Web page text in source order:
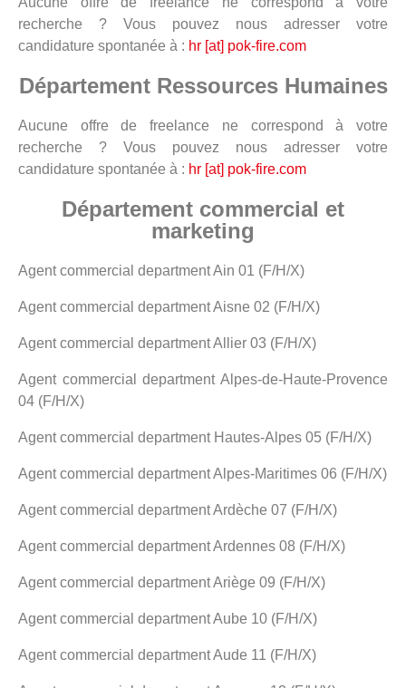
recherche ? Vous pouvez nous adresser votre
candidature spontanée à : hr [at] pok-fire.com
Département Ressources Humaines
Aucune offre de freelance ne correspond à votre
recherche ? Vous pouvez nous adresser votre
candidature spontanée à : hr [at] pok-fire.com
Département commercial et
marketing
Agent commercial department Ain 01 (F/H/X)
Agent commercial department Aisne 02 (F/H/X)
Agent commercial department Allier 03 (F/H/X)
Agent commercial department Alpes-de-Haute-Provence
04 (F/H/X)
Agent commercial department Hautes-Alpes 05 (F/H/X)
Agent commercial department Alpes-Maritimes 06 (F/H/X)
Agent commercial department Ardèche 07 (F/H/X)
Agent commercial department Ardennes 08 (F/H/X)
Agent commercial department Ariège 09 (F/H/X)
Agent commercial department Aube 10 (F/H/X)
Agent commercial department Aude 11 (F/H/X)